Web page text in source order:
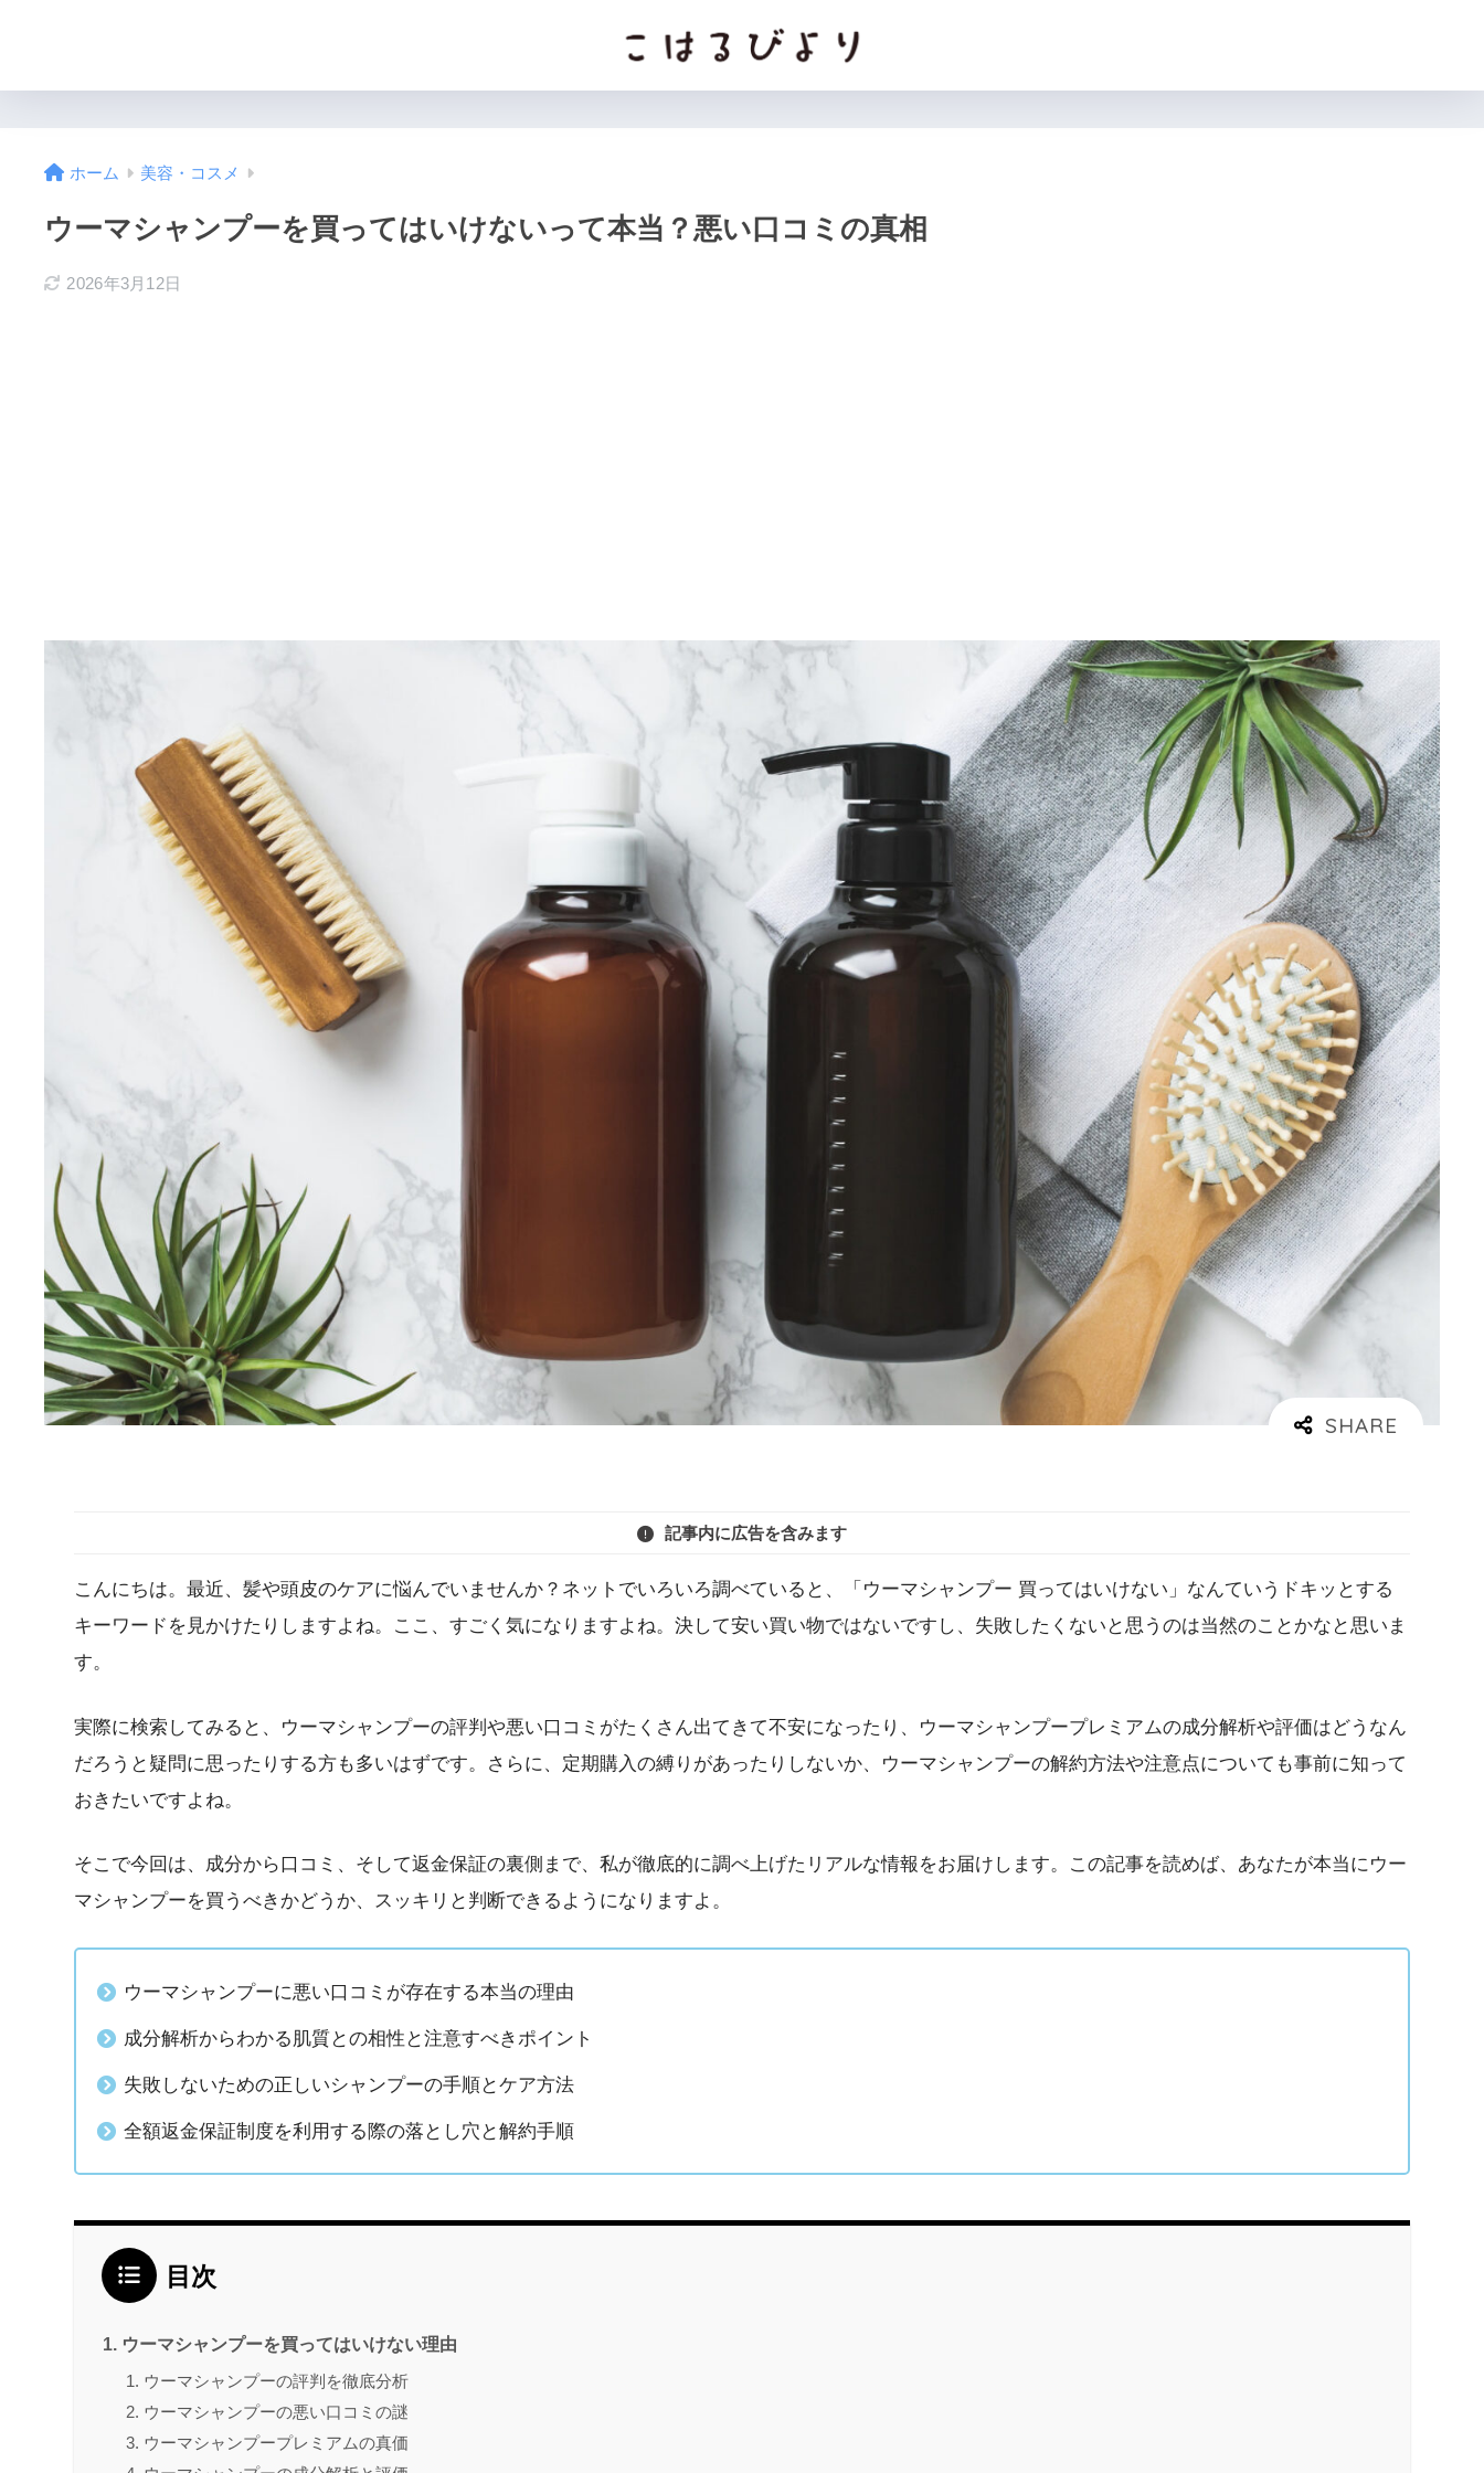
ホーム 美容・コスメ
ウーマシャンプーを買ってはいけないって本当？悪い口コミの真相
2026年3月12日
記事内に広告を含みます
こんにちは。最近、髪や頭皮のケアに悩んでいませんか？ネットでいろいろ調べていると、「ウーマシャンプー 買ってはいけない」なんていうドキッとする
キーワードを見かけたりしますよね。ここ、すごく気になりますよね。決して安い買い物ではないですし、失敗したくないと思うのは当然のことかなと思いま
す。
実際に検索してみると、ウーマシャンプーの評判や悪い口コミがたくさん出てきて不安になったり、ウーマシャンプープレミアムの成分解析や評価はどうなん
だろうと疑問に思ったりする方も多いはずです。さらに、定期購入の縛りがあったりしないか、ウーマシャンプーの解約方法や注意点についても事前に知って
おきたいですよね。
そこで今回は、成分から口コミ、そして返金保証の裏側まで、私が徹底的に調べ上げたリアルな情報をお届けします。この記事を読めば、あなたが本当にウー
マシャンプーを買うべきかどうか、スッキリと判断できるようになりますよ。
ウーマシャンプーに悪い口コミが存在する本当の理由
成分解析からわかる肌質との相性と注意すべきポイント
失敗しないための正しいシャンプーの手順とケア方法
全額返金保証制度を利用する際の落とし穴と解約手順
目次
ウーマシャンプーを買ってはいけない理由
ウーマシャンプーの評判を徹底分析
ウーマシャンプーの悪い口コミの謎
ウーマシャンプープレミアムの真価